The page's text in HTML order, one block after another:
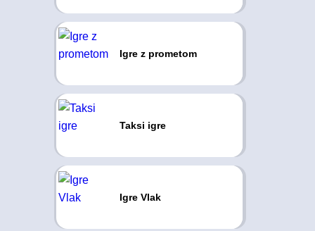
Igre z prometom
Taksi igre
Igre Vlak